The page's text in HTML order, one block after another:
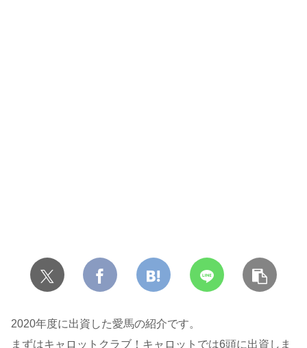
2020年度に出資した愛馬の紹介です。
まずはキャロットクラブ！キャロットでは6頭に出資しま